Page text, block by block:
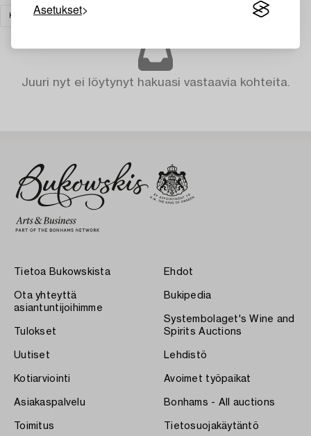
Asetukset
KERÄILYESINEET
Juuri nyt ei löytynyt hakuasi vastaavia kohteita.
Tietoa Bukowskista
Ota yhteyttä
asiantuntijoihimme
Tulokset
Uutiset
Kotiarviointi
Asiakaspalvelu
Toimitus
Ehdot
Bukipedia
Systembolaget's Wine and
Spirits Auctions
Lehdistö
Avoimet työpaikat
Bonhams - All auctions
Tietosuojakäytäntö